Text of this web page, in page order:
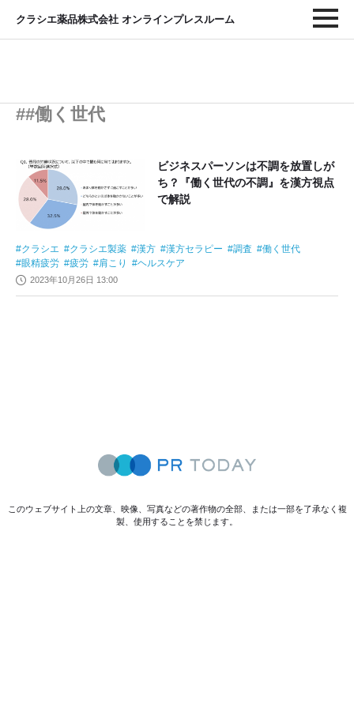
クラシエ薬品株式会社 オンラインプレスルーム
##働く世代
ビジネスパーソンは不調を放置しが
ち？『働く世代の不調』を漢方視点
で解説
クラシエ クラシエ製薬 漢方 漢方セラピー 調査
働く世代
眼精疲労
疲労 肩こり ヘルスケア
2023年10月26日 13:00
このウェブサイト上の文章、映像、写真などの著作物の全部、または一部を了承なく複
製、使用することを禁じます。